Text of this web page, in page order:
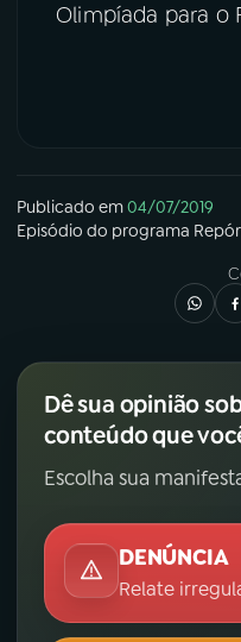
Olimpíada para o
Publicado em04/07/2019
Episódio do programa
Dê sua opinião
conteúdo que
Escolha sua
DENÚNCIA
Relate